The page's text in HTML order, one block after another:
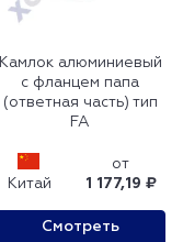
Камлок алюминиевый
с фланцем папа
(ответная часть) тип
FA
Китай
от
1 177,19 ₽
Смотреть